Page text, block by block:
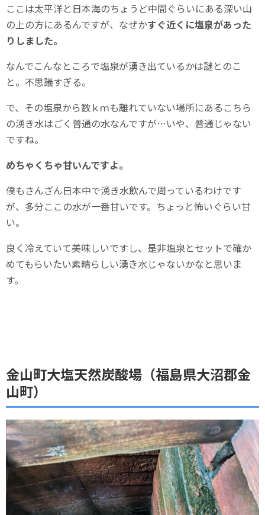
ここは太平洋と日本海のちょうど中間ぐらいにある深い山
の上の方にあるんですが、なぜかすぐ近くに塩泉があった
りしました。
なんでこんなところで塩泉が湧き出ているかは謎とのこ
と。不思議すぎる。
で、その塩泉から数ｋｍも離れていない場所にあるこちら
の湧き水はごく普通の水なんですが…いや、普通じゃない
ですね。
めちゃくちゃ甘いんですよ。
僕もさんざん日本中で湧き水飲んで周っているわけです
が、多分ここの水が一番甘いです。ちょっと怖いぐらい甘
い。
良く冷えていて美味しいですし、是非塩泉とセットで確か
めてもらいたい素晴らしい湧き水じゃないかなと思いま
す。
金山町大塩天然炭酸場（福島県大沼郡金
山町）